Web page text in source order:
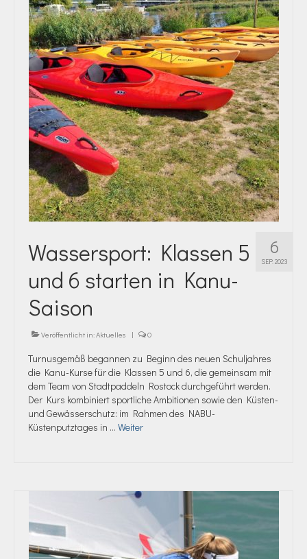
6
SEP. 2023
Wassersport: Klassen 5
und 6 starten in Kanu-
Saison
Veröffentlicht in:Aktuelles | 0
Turnusgemäß begannen zu Beginn des neuen Schuljahres
die Kanu-Kurse für die Klassen 5 und 6, die gemeinsam mit
dem Team von Stadtpaddeln Rostock durchgeführt werden.
Der Kurs kombiniert sportliche Ambitionen sowie den Küsten-
und Gewässerschutz: im Rahmen des NABU-
Küstenputztages in … Weiter